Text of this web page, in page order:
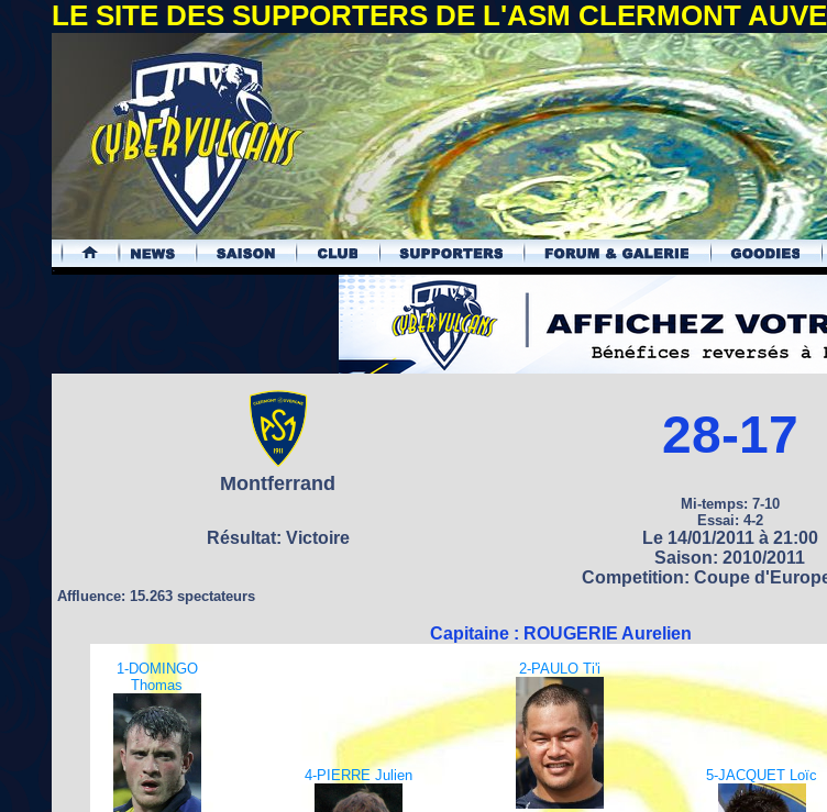
LE SITE DES SUPPORTERS DE L'ASM CLERMONT
.
Montferrand
28-17
Mi-temps: 7-10
Essai: 4-2
Résultat: Victoire Le 14/01/2011 à 21:00
Saison: 2010/2011
Competition: Coupe
Affluence: 15.263 spectateurs
Capitaine : ROUGERIE Aurelien
1-DOMINGO
Thomas
2-PAULO Ti'i
4-PIERRE Julien 5-JACQUET Loïc